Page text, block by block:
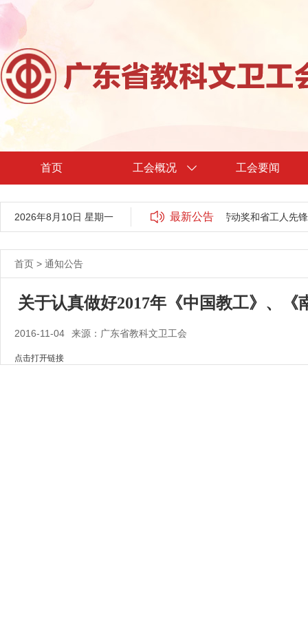
首页 工会概况 工会要闻
2026年8月10日 星期一 最新公告
关于广东省教科文卫工会2024年省五一劳动奖和省工人先锋
首页 > 通知公告
关于认真做好2017年《中国教工》、
2016-11-04 来源：广东省教科文卫工会
点击打开链接